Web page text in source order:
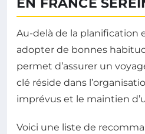
EN FRANCE
Au-delà de la planification
adopter de bonnes
permet d’assurer un
clé réside dans
imprévus et le maintien
Voici une liste de